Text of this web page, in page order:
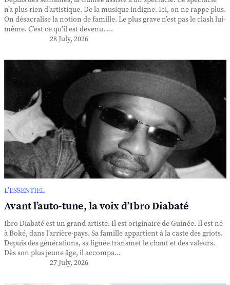
n’a plus rien d’artistique. De la musique indigne. Ici, on ne rappe plus.
On désacralise la notion de famille. Le plus grave n’est pas le clash lui-
même. C’est ce qu’il est devenu. ...
28 July, 2026
L’ESSENTIEL
Avant l’auto-tune, la voix d’Ibro Diabaté
Ibro Diabaté est un grand artiste. Il est originaire de Guinée. Il est né
à Boké, dans l’arrière-pays. Sa famille appartient à la caste des griots.
Depuis des générations, sa lignée transmet le chant et des valeurs.
Dès son plus jeune âge, il accompa...
27 July, 2026